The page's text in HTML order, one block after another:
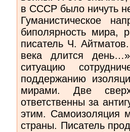
в СССР было ничуть
Гуманистическое
биполярность мира,
писатель Ч.
века длится
ситуацию
поддержанию
мирами. Две
ответственны за
этим. Самоизоляция
страны. Писатель